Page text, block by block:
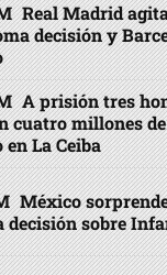
Real Madrid
decisión y
A prisión tres
cuatro millones
La Ceiba
México
decisión sobre